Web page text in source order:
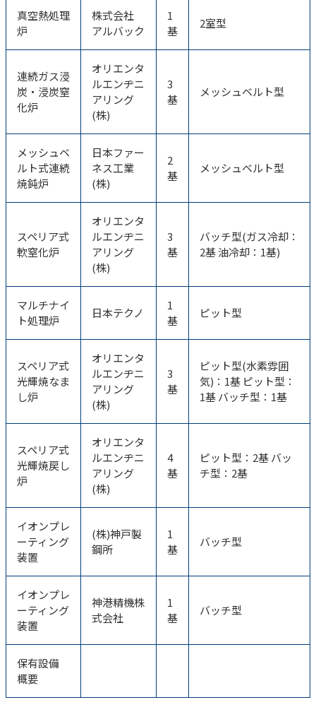
真空熱処理
炉
株式会社
アルバック
1
基
2室型
連続ガス浸
炭・浸炭窒
化炉
オリエンタ
ルエンヂニ
アリング
(株)
3
基
メッシュベルト型
メッシュベ
ルト式連続
焼鈍炉
日本ファー
ネス工業
(株)
2
基
メッシュベルト型
スペリア式
軟窒化炉
オリエンタ
ルエンヂニ
アリング
(株)
3
基
バッチ型(ガス冷却：
2基 油冷却：1基)
マルチナイ
ト処理炉
日本テクノ
1
基
ピット型
スペリア式
光輝焼なま
し炉
オリエンタ
ルエンヂニ
アリング
(株)
3
基
ピット型(水素雰囲
気)：1基 ピット型：
1基 バッチ型：1基
スペリア式
光輝焼戻し
炉
オリエンタ
ルエンヂニ
アリング
(株)
4
基
ピット型：2基 バッ
チ型：2基
イオンプレ
ーティング
装置
(株)神戸製
鋼所
1
基
バッチ型
イオンプレ
ーティング
装置
神港精機株
式会社
1
基
バッチ型
保有設備
概要